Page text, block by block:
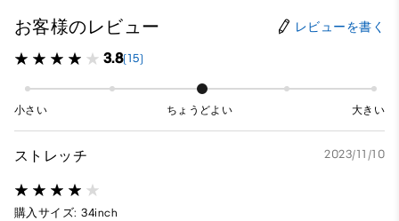
お客様のレビュー レビューを書く
3.8(15)
小さい ちょうどよい 大きい
ストレッチ 2023/11/10
購入サイズ: 34inch